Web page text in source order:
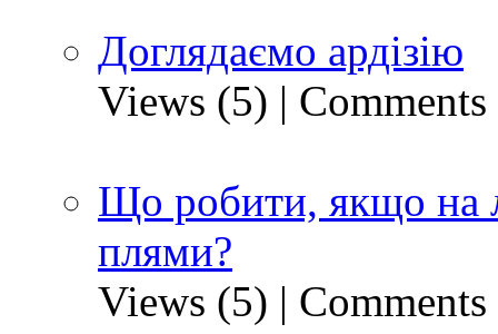
Доглядаємо ардізію
Views (5) |
Що робити, якщо на
плями?
Views (5) |